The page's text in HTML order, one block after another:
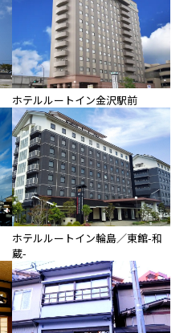
ホテルルートイン金沢駅前
ホテルルートイン輪島／東館-和
蔵-